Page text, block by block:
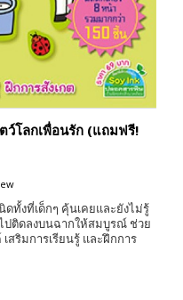
ว์โลกเพื่อนรัก (แถมฟรี!
ทั้งที่เด็กๆ คุ้นเคยและยังไม่รู้
ปติดลงบนฉากให้สมบูรณ์ ช่วย
ริมการเรียนรู้ และฝึกการ